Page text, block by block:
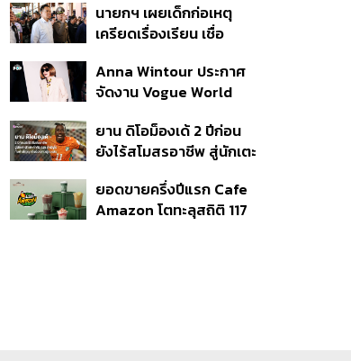
นายกฯ เผยเด็กก่อเหตุ
เครียดเรื่องเรียน เชื่อ
กระสุนอีกกว่า 30 นัด หาก
ไม่จบชีวิตตัวเองอาจสูญ
Anna Wintour ประกาศ
จัดงาน Vogue World
ยาน ดิโอม็องเด้ 2 ปีก่อน
ยังไร้สโมสรอาชีพ สู่นักเตะ
สัญญาถึงน้องสาวผู้ล่วง
ลับ
ยอดขายครึ่งปีแรก Cafe
Amazon โตทะลุสถิติ 117